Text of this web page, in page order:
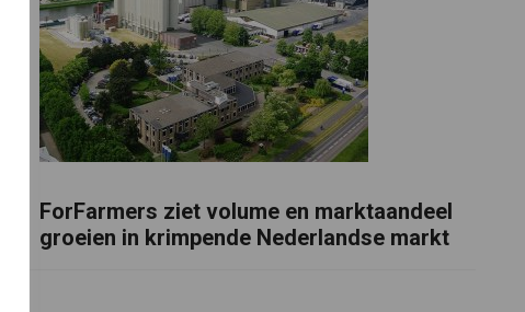
ForFarmers ziet volume en marktaandeel
groeien in krimpende Nederlandse markt